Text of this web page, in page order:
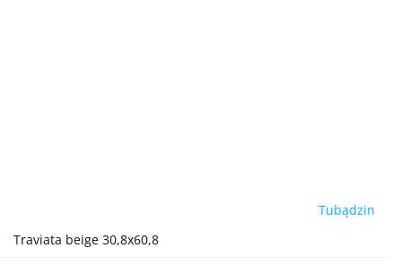
Tubądzin
Traviata beige 30,8x60,8